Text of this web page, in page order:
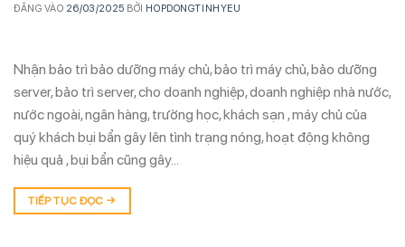
ĐĂNG VÀO 26/03/2025 BỞI HOPDONGTINHYEU
Nhận bảo trì bảo dưỡng máy chủ, bảo trì máy chủ, bảo dưỡng
server, bảo trì server, cho doanh nghiệp, doanh nghiệp nhà nước,
nước ngoài, ngân hàng, trường học, khách sạn , máy chủ của
quý khách bụi bẩn gây lên tình trạng nóng, hoạt động không
hiệu quả , bụi bẩn cũng gây…
TIẾP TỤC ĐỌC →